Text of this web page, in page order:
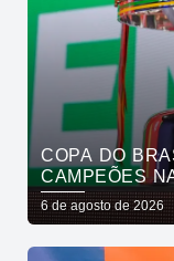
COPA DO
CAMPEÕES
6 de agosto de 2026